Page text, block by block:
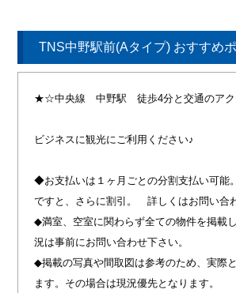
TNS中野駅前(Aタイプ) おすすめ
★☆中央線 中野駅 徒歩4分と交通のア
ビジネスに観光にご利用ください♪
◆お支払いは１ヶ月ごとの分割支払い可
ですと、さらに割引。 詳しくはお問い合
◆満室、空室に関わらず全ての物件を掲載
況は事前にお問い合わせ下さい。
◆掲載の写真や間取図は参考のため、実際
ます。その場合は現況優先となります。